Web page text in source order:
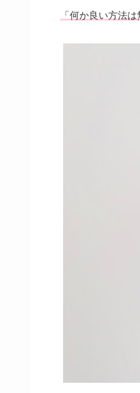
「何か良い方法